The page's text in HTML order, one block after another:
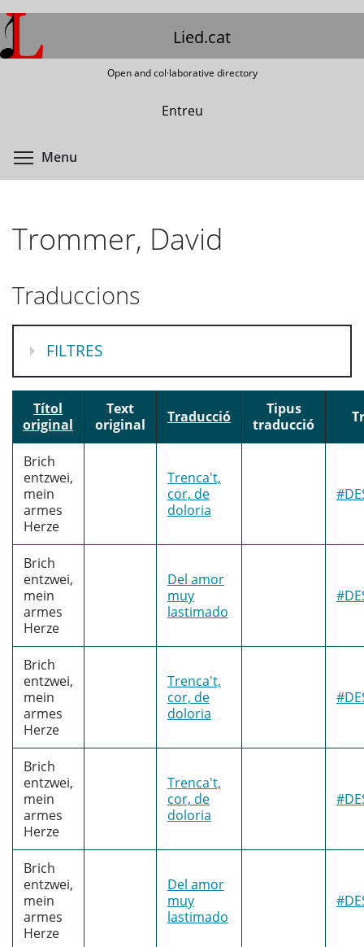
Skip
to
main
Lied.cat
Open and col·laborative directory
Entreu
Menu
Trommer, David
Traduccions
MOSTRA
FILTRES
Títol
original
Text
original
Traducció
Tipus
traducció
Brich
entzwei,
mein
armes
Herze
Trenca't,
cor, de
doloria
Brich
entzwei,
mein
armes
Herze
Del amor
muy
lastimado
Brich
entzwei,
mein
armes
Herze
Trenca't,
cor, de
doloria
Brich
entzwei,
mein
armes
Herze
Trenca't,
cor, de
doloria
Brich
entzwei,
mein
armes
Herze
Del amor
muy
lastimado